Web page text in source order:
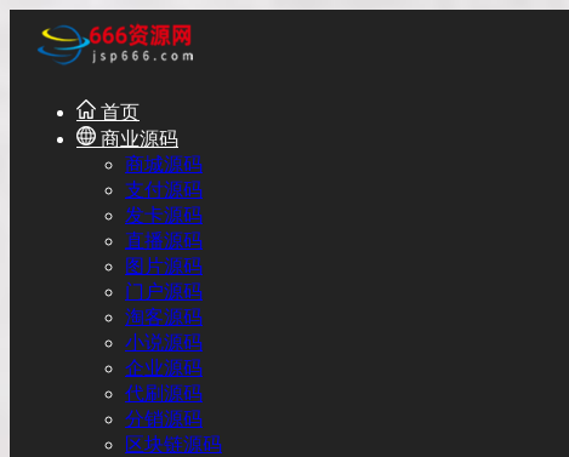
首页
商业源码
商城源码
支付源码
发卡源码
直播源码
图片源码
门户源码
淘客源码
小说源码
企业源码
代刷源码
分销源码
区块链源码